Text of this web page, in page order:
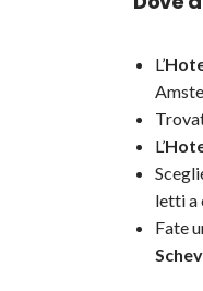
L’
L’
letti a
Fate